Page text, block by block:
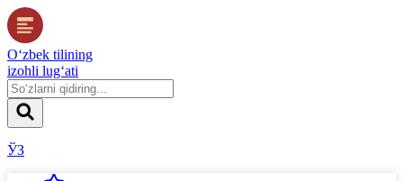
O‘zbek tilining
izohli lug‘ati
ЎЗ